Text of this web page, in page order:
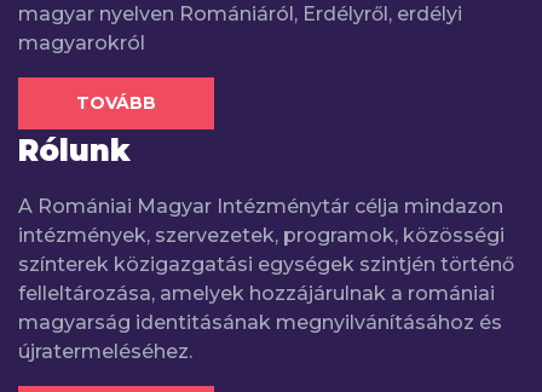
magyar nyelven Romániáról, Erdélyről, erdélyi
magyarokról
TOVÁBB
Rólunk
A Romániai Magyar Intézménytár célja mindazon
intézmények, szervezetek, programok, közösségi
színterek közigazgatási egységek szintjén történő
felleltározása, amelyek hozzájárulnak a romániai
magyarság identitásának megnyilvánításához és
újratermeléséhez.